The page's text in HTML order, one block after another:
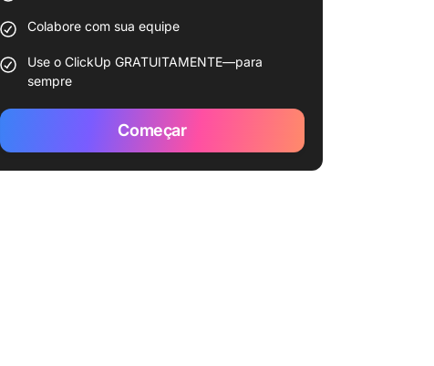
Colabore com sua equipe
Use o ClickUp GRATUITAMENTE—para
sempre
Começar